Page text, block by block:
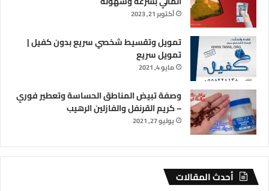
أكتوبر 21, 2023
تمويل وتقسيط شخصي سريع بدون كفيل |
تمويل سريع
مايو 4, 2021
وصفة تبيض المناطق الحساسة وتعطير فوري
– كريم القرنفل والفازلين الرهيب
يوليو 27, 2021
أحدث المقالات